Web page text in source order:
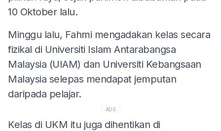
10 Oktober lalu.
Minggu lalu, Fahmi mengadakan kelas secara
fizikal di Universiti Islam Antarabangsa
Malaysia (UIAM) dan Universiti Kebangsaan
Malaysia selepas mendapat jemputan
daripada pelajar.
ADS
Kelas di UKM itu juga dihentikan di